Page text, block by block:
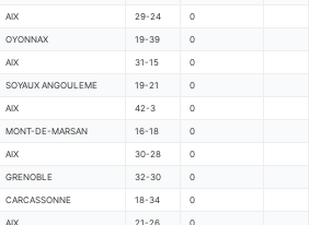
AIX 29-24 0
OYONNAX 19-39 0
AIX 31-15 0
SOYAUX ANGOULEME 19-21 0
AIX 42-3 0
MONT-DE-MARSAN 16-18 0
AIX 30-28 0
GRENOBLE 32-30 0
CARCASSONNE 18-34 0
AIX 21-26 0